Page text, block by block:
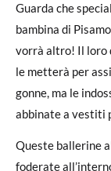
Guarda che
bambina di
vorrà altro! Il loro
le metterà per
gonne, ma le
abbinate a vestiti
Queste ballerine
foderate